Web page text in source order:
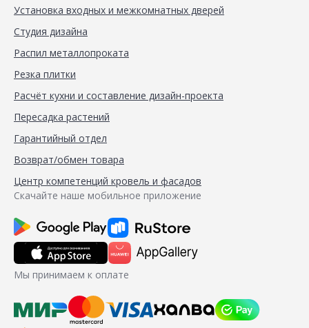
Установка входных и межкомнатных дверей
Студия дизайна
Распил металлопроката
Резка плитки
Расчёт кухни и составление дизайн-проекта
Пересадка растений
Гарантийный отдел
Возврат/обмен товара
Центр компетенций кровель и фасадов
Скачайте наше мобильное приложение
Мы принимаем к оплате